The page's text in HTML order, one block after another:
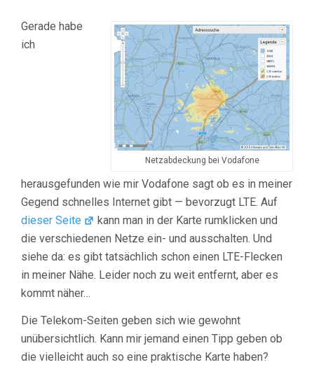
Netzabdeckung bei Vodafone
Gerade habe
ich
herausgefunden wie mir Vodafone sagt ob es in meiner
Gegend schnelles Internet gibt — bevorzugt LTE. Auf
dieser Seite
kann man in der Karte rumklicken und
die verschiedenen Netze ein- und ausschalten. Und
siehe da: es gibt tatsächlich schon einen LTE-Flecken
in meiner Nähe. Leider noch zu weit entfernt, aber es
kommt näher…
Die Telekom-Seiten geben sich wie gewohnt
unübersichtlich. Kann mir jemand einen Tipp geben ob
die vielleicht auch so eine praktische Karte haben?